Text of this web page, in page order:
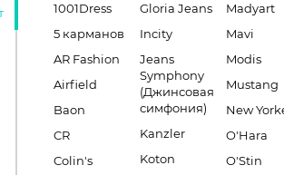
1001Dress
5 карманов
AR Fashion
Airfield
Baon
CR
Colin's
Gloria Jeans
Incity
Jeans
Symphony
(Джинсовая
симфония)
Kanzler
Koton
Madyart
Mavi
Modis
Mustang
New
O'Hara
O'Stin